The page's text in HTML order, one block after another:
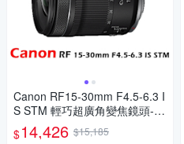
Canon RF15-30mm F4.5-6.3 I
S STM 輕巧超廣角變焦鏡頭-平
行輸入
$14,426 $15,185